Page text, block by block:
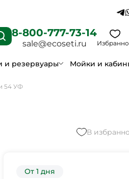
8-800-777-73-14
sale@ecoseti.ru
и резервуары Мойки и
54 УФ
В
От 1 дня